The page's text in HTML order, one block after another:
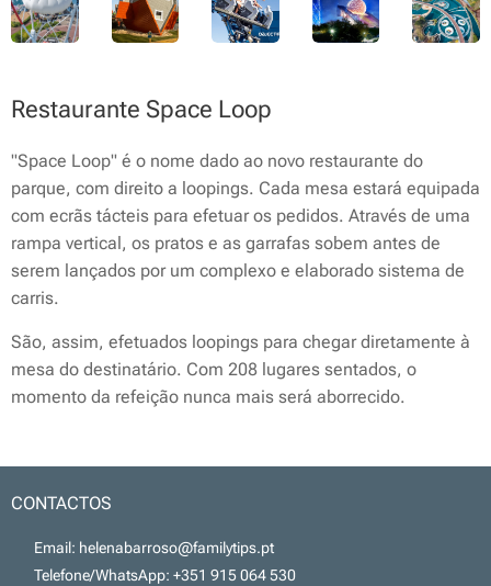
Restaurante Space Loop
"Space Loop" é o nome dado ao novo restaurante do
parque, com direito a loopings. Cada mesa estará equipada
com ecrãs tácteis para efetuar os pedidos. Através de uma
rampa vertical, os pratos e as garrafas sobem antes de
serem lançados por um complexo e elaborado sistema de
carris.
São, assim, efetuados loopings para chegar diretamente à
mesa do destinatário. Com 208 lugares sentados, o
momento da refeição nunca mais será aborrecido.
CONTACTOS
📧 Email: helenabarroso@familytips.pt
📞 Telefone/WhatsApp: +351 915 064 530